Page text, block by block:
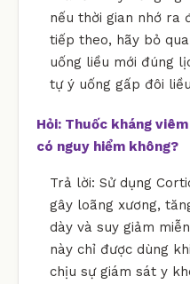
nếu thời gian nhớ ra
tiếp theo, hãy bỏ
uống liều mới đúng
tự ý uống gấp đôi
Hỏi: Thuốc kháng
có nguy hiểm không?
Trả lời: Sử dụng
gây loãng xương,
dày và suy giảm
này chỉ được dùng
chịu sự giám sát y